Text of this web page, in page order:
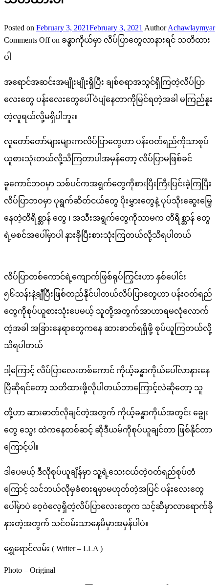
Posted on February 3, 2021February 3, 2021 Author Achawlaymyar
Comments Offon ခန္ဓာကိုယ်မှာ လိပ်ပြာတွေလာနားရင် သတိထား
ပါ
အရောင်အဆင်းအမျိုးမျိုးရှိပြီး ချစ်စရာအသွင်ရှိကြတဲ့လိပ်ပြာ
လေးတွေ ပန်းလေးတွေပေါ်ဝဲပျံနေတာကိုမြင်ရတဲ့အခါ မကြည်နူး
တဲ့လူရယ်လို့မရှိပါဘူး။
လူတော်တော်များများကလိပ်ပြာတွေဟာ ပန်းဝတ်ရည်ကိုသာစုပ်
ယူစားသုံးတယ်လို့သိကြတာပါအမှန်တော့ လိပ်ပြာမဖြစ်ခင်
ခူကောင်ဘဝမှာ သစ်ပင်ကအရွက်တွေကိုစားပြီးကြီးပြင်းခဲ့ကြပြီး
လိပ်ပြာဘဝမှာ ပုရွက်ဆိတ်ငယ်တွေ ပိုးမွှားတွေနဲ့ ပုပ်သိုးဆွေးမြေ့
နေတဲ့တိရိစ္ဆာန် တွေ ၊ အသီးအရွက်တွေကိုသာမက တိရိစ္ဆာန် တွေ
ရဲ့မစင်အပေါ်မှာပါ နားခိုပြီးစားသုံးကြတယ်လို့သိရပါတယ်
လိပ်ပြာတစ်ကောင်ရဲ့ကျောက်ဖြစ်ရုပ်ကြွင်းဟာ နှစ်ပေါင်း
၅၆သန်းနဲ့ချီပြီးဖြစ်တည်နိုင်ပါတယ်လိပ်ပြာတွေဟာ ပန်းဝတ်ရည်
တွေကိုစုပ်ယူစားသုံးပေမယ့် သူတို့အတွက်အာဟာရမလုံလောက်
တဲ့အခါ အခြားနေရာတွေကနေ ဆားဓာတ်ရရှိဖို့ စုပ်ယူကြတယ်လို့
သိရပါတယ်
ဒါ့ကြောင့် လိပ်ပြာလေးတစ်ကောင် ကိုယ့်ခန္ဓာကိုယ်ပေါ်လာနားနေ
ပြီဆိုရင်တော့ သတိထားဖို့လိုပါတယ်ဘာကြောင့်လဲဆိုတော့ သူ
တို့ဟာ ဆားဓာတ်လိုချင်တဲ့အတွက် ကိုယ့်ခန္ဓာကိုယ်အတွင်း ချွေး
တွေ သွေး ထဲကနေတစ်ဆင့် ဆိုဒီယမ်ကိုစုပ်ယူချင်တာ ဖြစ်နိုင်တာ
ကြောင့်ပါ။
ဒါပေမယ့် ဒီလိုစုပ်ယူချိန်မှာ သူ့ရဲ့သေးငယ်တဲ့ဝတ်ရည်စုပ်တံ
ကြောင့် သင်ဘယ်လိုမှခံစားရမှာမဟုတ်တဲ့အပြင် ပန်းလေးတွေ
ပေါ်မှာပဲ ဝေ့ဝဲလေ့ရှိတဲ့လိပ်ပြာလေးတွေက သင့်ဆီမှာလာရောက်ခို
နားတဲ့အတွက် သင်ဝမ်းသာနေမိမှာအမှန်ပါပဲ။
ရွှေရောင်လမ်း ( Writer – LLA )
Photo – Original